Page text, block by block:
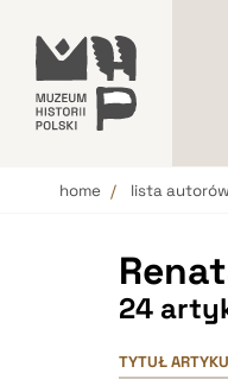
home lista autorów
24
TYTUŁ